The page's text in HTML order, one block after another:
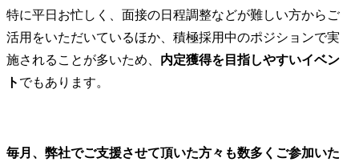
特に平日お忙しく、面接の日程調整などが難しい方からご
活用をいただいているほか、積極採用中のポジションで実
施されることが多いため、 内定獲得を目指しやすいイベン
ト でもあります。
毎月、弊社でご支援させて頂いた方々も数多くご参加いた